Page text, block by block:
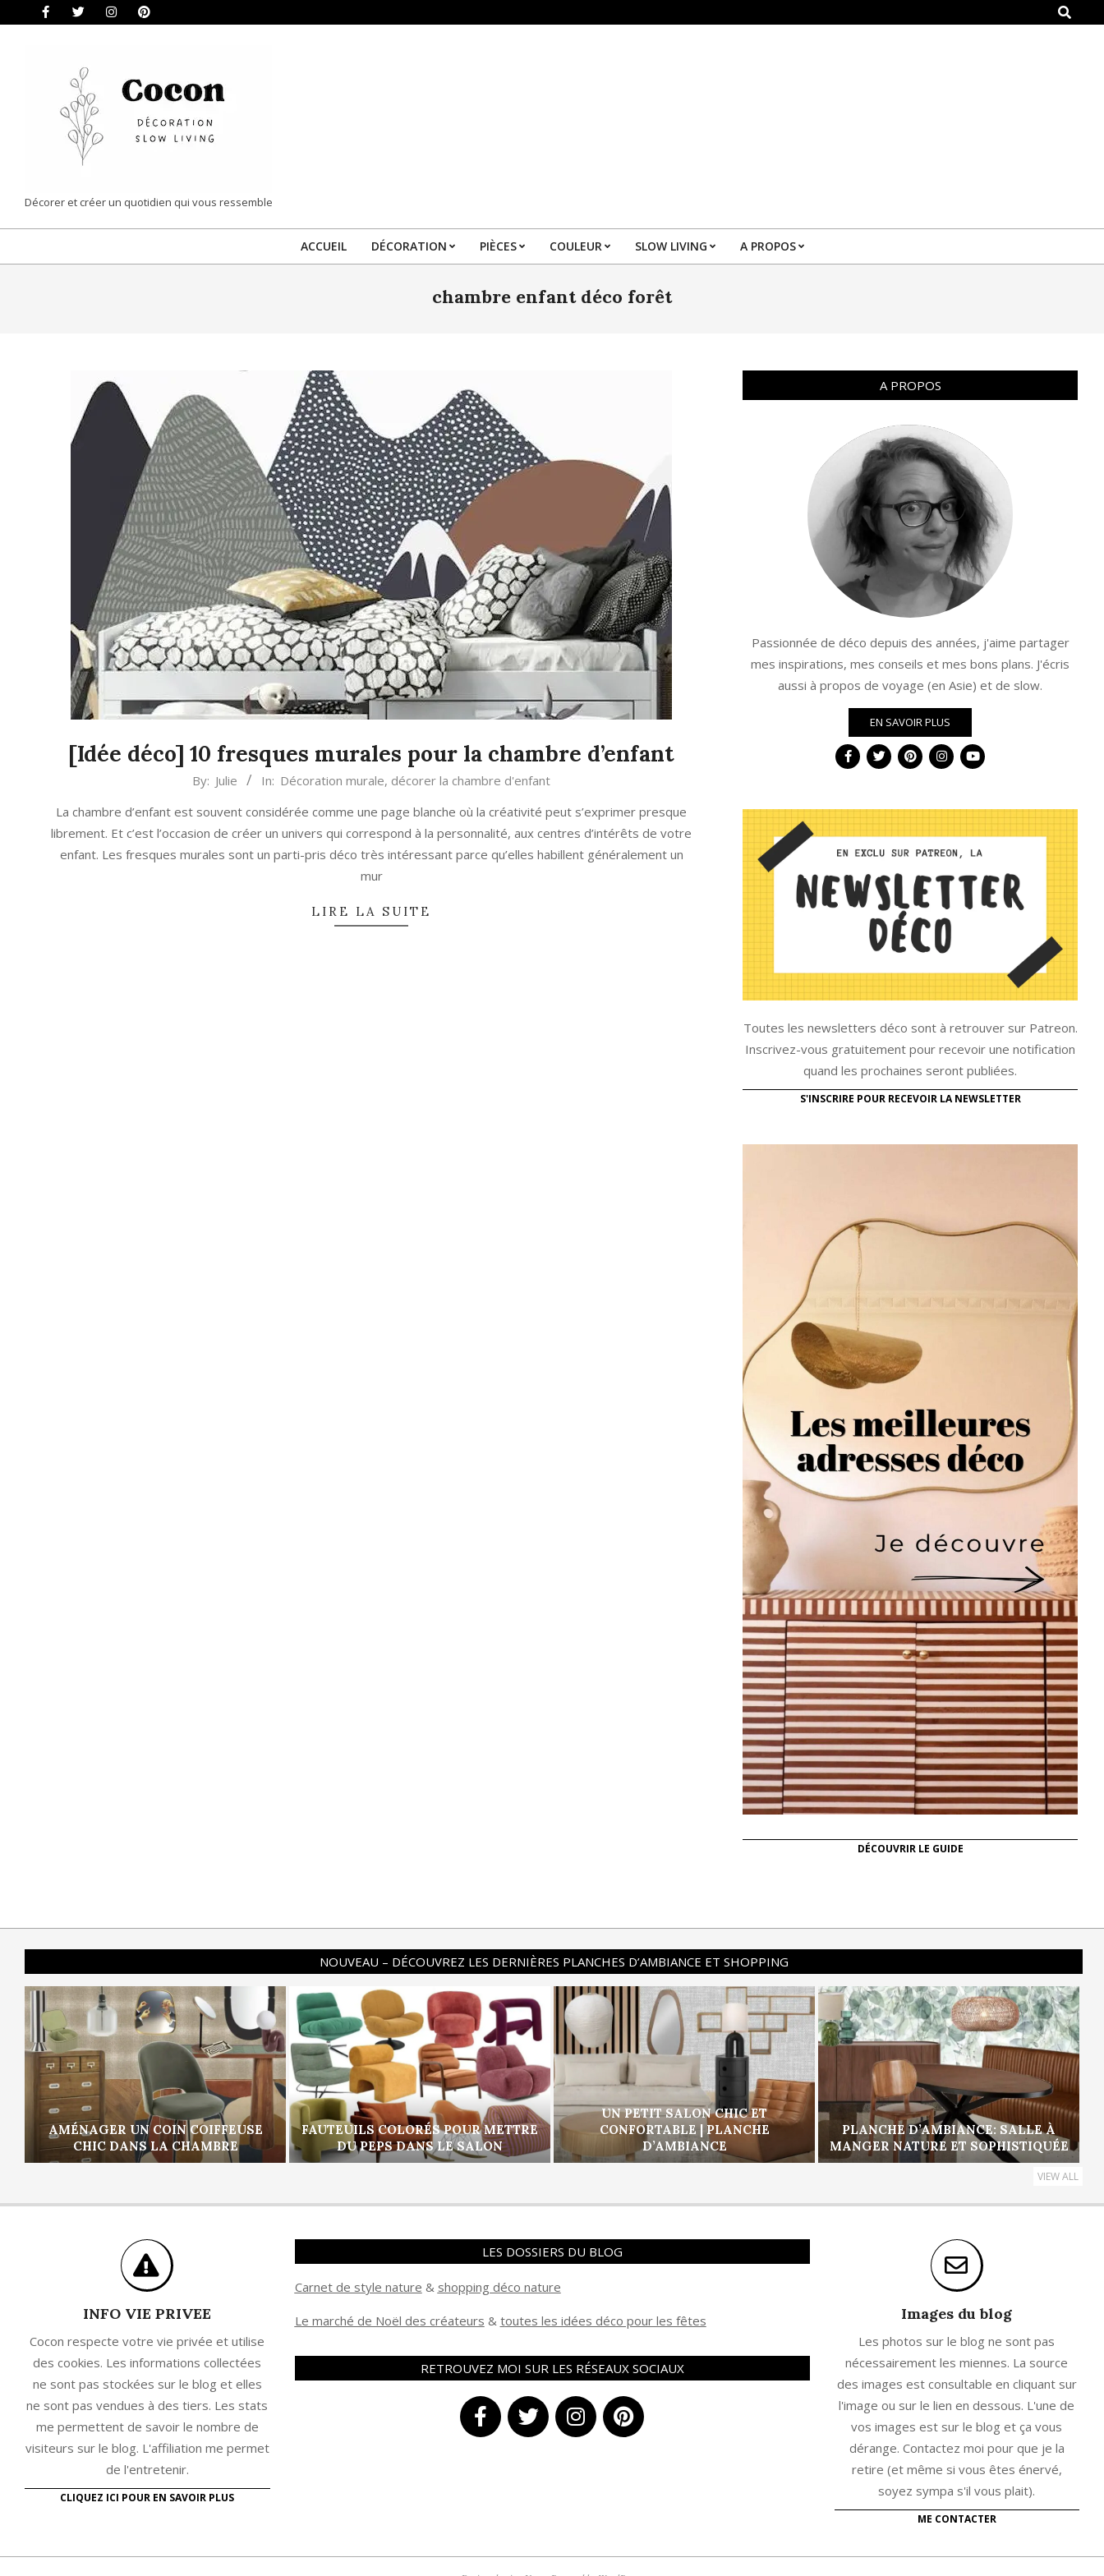
Search
COCON
|
DÉCORATION
Décorer et créer un quotidien qui vous ressemble
Primary
Menu
ACCUEIL DÉCORATION PIÈCES COULEUR SLOW LIVING A PROPOS
chambre enfant déco forêt
[Idée déco] 10 fresques murales pour la chambre d’enfant
19
By: Julie In: Décoration murale, décorer la chambre d'enfant
La chambre d’enfant est souvent considérée comme une page blanche où la créativité peut s’exprimer presque
librement. Et c’est l’occasion de créer un univers qui correspond à la personnalité, aux centres d’intérêts de votre
enfant. Les fresques murales sont un parti-pris déco très intéressant parce qu’elles habillent généralement un
mur
LIRE LA SUITE
A PROPOS
Passionnée de déco depuis des années, j'aime partager
mes inspirations, mes conseils et mes bons plans. J'écris
aussi à propos de voyage (en Asie) et de slow.
EN SAVOIR PLUS
Toutes les newsletters déco sont à retrouver sur Patreon.
Inscrivez-vous gratuitement pour recevoir une notification
quand les prochaines seront publiées.
S'INSCRIRE POUR RECEVOIR LA NEWSLETTER
DÉCOUVRIR LE GUIDE
NOUVEAU – DÉCOUVREZ LES DERNIÈRES PLANCHES D’AMBIANCE ET SHOPPING
AMÉNAGER UN COIN COIFFEUSE
CHIC DANS LA CHAMBRE
FAUTEUILS COLORÉS POUR METTRE
DU PEPS DANS LE SALON
UN PETIT SALON CHIC ET
CONFORTABLE | PLANCHE
D’AMBIANCE
PLANCHE D’AMBIANCE: SALLE À
MANGER NATURE ET SOPHISTIQUÉE
VIEW ALL
INFO VIE PRIVEE
Cocon respecte votre vie privée et utilise
des cookies. Les informations collectées
ne sont pas stockées sur le blog et elles
ne sont pas vendues à des tiers. Les stats
me permettent de savoir le nombre de
visiteurs sur le blog. L'affiliation me permet
de l'entretenir.
CLIQUEZ ICI POUR EN SAVOIR PLUS
LES DOSSIERS DU BLOG
Carnet de style nature & shopping déco nature
Le marché de Noël des créateurs & toutes les idées déco pour les fêtes
RETROUVEZ MOI SUR LES RÉSEAUX SOCIAUX
Images du blog
Les photos sur le blog ne sont pas
nécessairement les miennes. La source
des images est consultable en cliquant sur
l'image ou sur le lien en dessous. L'une de
vos images est sur le blog et ça vous
dérange. Contactez moi pour que je la
retire (et même si vous êtes énervé,
soyez sympa s'il vous plait).
ME CONTACTER